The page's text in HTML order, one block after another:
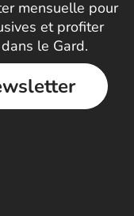
mensuelle pour
et profiter
le Gard.